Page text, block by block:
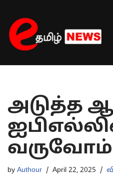
Skip
to
content
அடுத்த
by Authour April 22, 2025